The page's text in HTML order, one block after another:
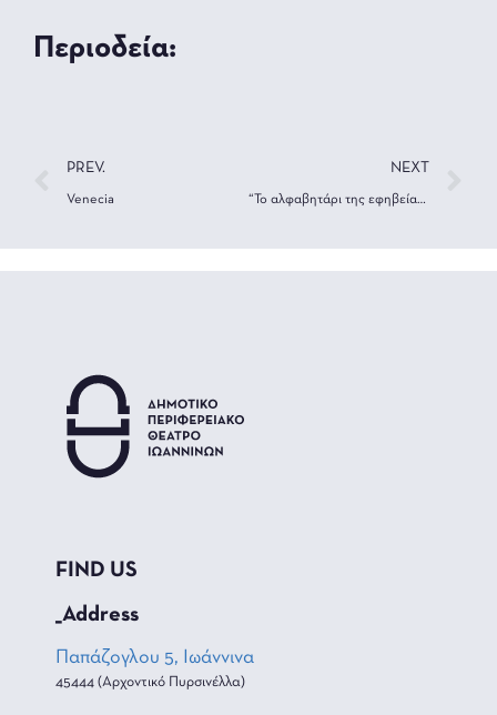
Περιοδεία:
PREV.
Venecia
NEXT
“Το αλφαβητάρι της εφηβείας” στο Καμπέρειο Θέατρο
FIND US
_Address
Παπάζογλου 5, Ιωάννινα
45444 (Αρχοντικό Πυρσινέλλα)